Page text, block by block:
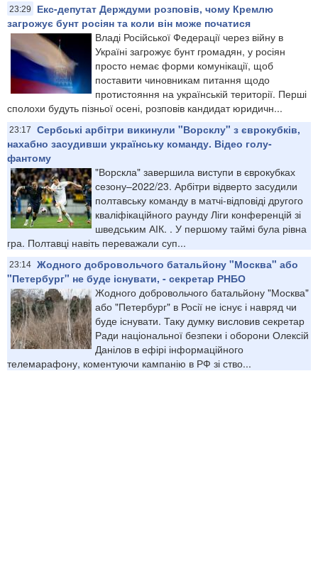
23:29
Екс-депутат Держдуми розповів, чому Кремлю
загрожує бунт росіян та коли він може початися
Владі Російської Федерації через війну в
Україні загрожує бунт громадян, у росіян
просто немає форми комунікації, щоб
поставити чиновникам питання щодо
протистояння на українській території. Перші
сполохи будуть пізньої осені, розповів кандидат юридичн...
23:17
Сербські арбітри викинули "Ворсклу" з єврокубків,
нахабно засудивши українську команду. Відео голу-
фантому
"Ворскла" завершила виступи в єврокубках
сезону–2022/23. Арбітри відверто засудили
полтавську команду в матчі-відповіді другого
кваліфікаційного раунду Ліги конференцій зі
шведським АІК. . У першому таймі була рівна
гра. Полтавці навіть переважали суп...
23:14 Жодного добровольчого батальйону "Москва" або
"Петербург" не буде існувати, - секретар РНБО
Жодного добровольчого батальйону "Москва"
або "Петербург" в Росії не існує і навряд чи
буде існувати. Таку думку висловив секретар
Ради національної безпеки і оборони Олексій
Данілов в ефірі інформаційного
телемарафону, коментуючи кампанію в РФ зі ство...